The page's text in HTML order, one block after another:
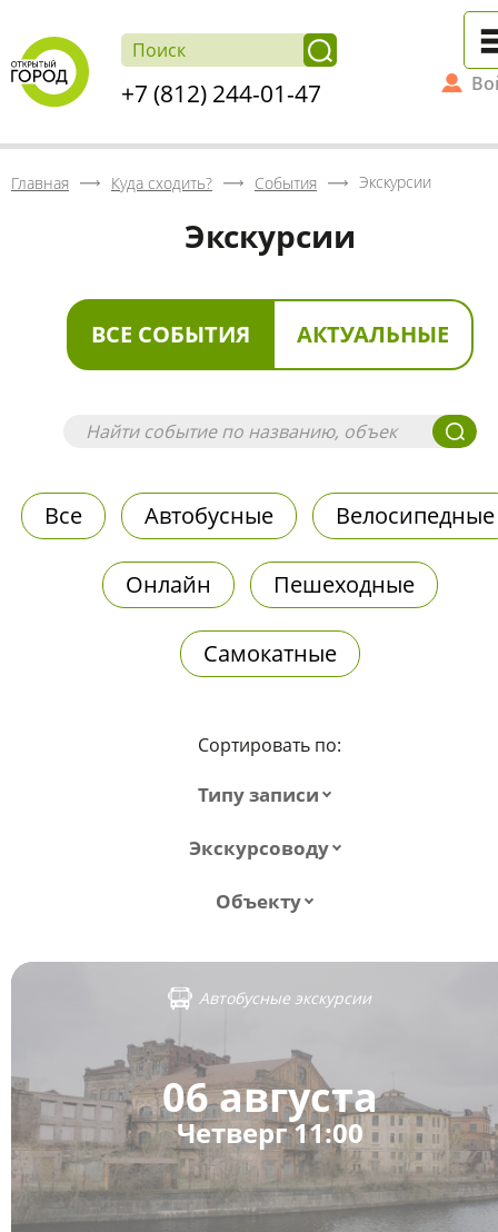
+7 (812) 244-01-47
Главная Куда сходить? События Экскурсии
Экскурсии
ВСЕ СОБЫТИЯ АКТУАЛЬНЫЕ
Все Автобусные Велосипедные
Онлайн Пешеходные
Самокатные
Сортировать по:
Типу записи
Экскурсоводу
Объекту
Автобусные экскурсии
06 августа
Четверг 11:00